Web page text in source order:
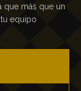
que más que un
equipo